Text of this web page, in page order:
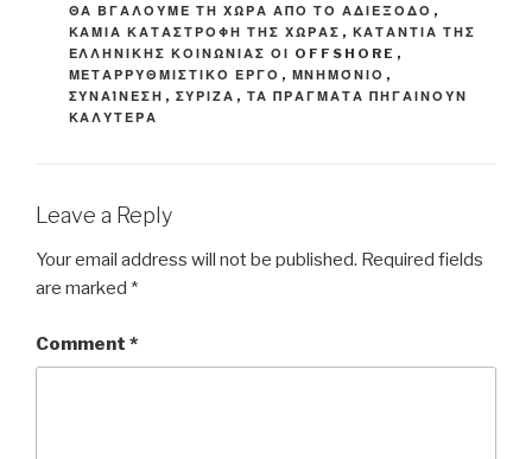
ΘΑ ΒΓΑΛΟΥΜΕ ΤΗ ΧΩΡΑ ΑΠΟ ΤΟ ΑΔΙΕΞΟΔΟ ,
ΚΑΜΙΑ ΚΑΤΑΣΤΡΟΦΗ ΤΗΣ ΧΩΡΑΣ , ΚΑΤΑΝΤΙΑ ΤΗΣ
ΕΛΛΗΝΙΚΗΣ ΚΟΙΝΩΝΙΑΣ ΟΙ OFFSHORE ,
ΜΕΤΑΡΡΥΘΜΙΣΤΙΚΟ ΕΡΓΟ , ΜΝΗΜΌΝΙΟ ,
ΣΥΝΑΊΝΕΣΗ , ΣΥΡΙΖΑ , ΤΑ ΠΡΑΓΜΑΤΑ ΠΗΓΑΙΝΟΥΝ
ΚΑΛΥΤΕΡΑ
Leave a Reply
Your email address will not be published. Required fields
are marked *
Comment *